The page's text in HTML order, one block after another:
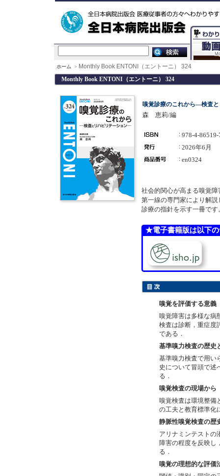
ホーム > Monthly Book ENTONI（エントーニ） 324
Monthly Book ENTONI（エントーニ） 324
嗅覚診療のこれから―検査
森 恵莉/編
978-4-
2026年6月
en0324
社会的関心が高まる嗅覚
第一線の専門家により解
診療の指針を示す一冊です
★電子書籍版は以下
嗅覚を評価する意義
嗅覚障害は多様な病
検査は診断，重症度
である．
基準嗅力検査の歴史
基準嗅力検査で用い
史について冒頭で述
る．
嗅覚検査の現場から
嗅覚検査は環境整備
の工夫と教育標準化
静脈性嗅覚検査の歴
アリナミンテストの
障害の程度を反映し
る．
嗅覚の理想的な評価